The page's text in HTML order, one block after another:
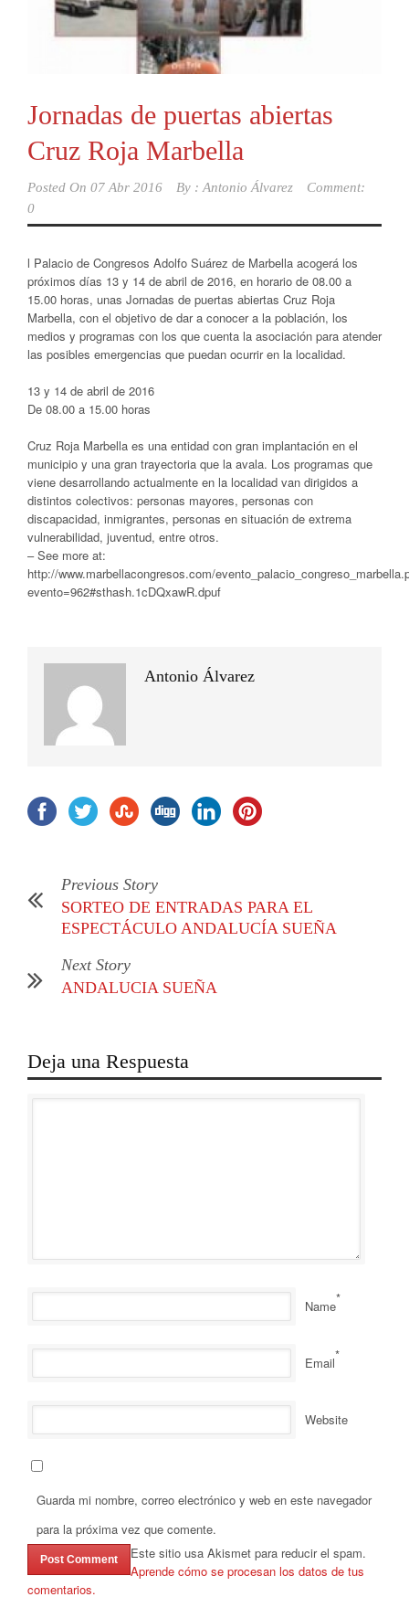
Jornadas de puertas abiertas
Cruz Roja Marbella
Posted On 07 Abr 2016 By : Antonio Álvarez
Comment:
0
l Palacio de Congresos Adolfo Suárez de Marbella acogerá los
próximos días 13 y 14 de abril de 2016, en horario de 08.00 a
15.00 horas, unas Jornadas de puertas abiertas Cruz Roja
Marbella, con el objetivo de dar a conocer a la población, los
medios y programas con los que cuenta la asociación para atender
las posibles emergencias que puedan ocurrir en la localidad.
13 y 14 de abril de 2016
De 08.00 a 15.00 horas
Cruz Roja Marbella es una entidad con gran implantación en el
municipio y una gran trayectoria que la avala. Los programas que
viene desarrollando actualmente en la localidad van dirigidos a
distintos colectivos: personas mayores, personas con
discapacidad, inmigrantes, personas en situación de extrema
vulnerabilidad, juventud, entre otros.
– See more at:
http://www.marbellacongresos.com/
evento=962#sthash.1cDQxawR.dpuf
Antonio Álvarez
Previous Story
SORTEO DE ENTRADAS PARA EL
ESPECTÁCULO ANDALUCÍA SUEÑA
Next Story
ANDALUCIA SUEÑA
Deja una Respuesta
Name*
Email*
Website
Guarda mi nombre, correo electrónico y web en este navegador
para la próxima vez que comente.
Este sitio usa Akismet para reducir el spam.
Aprende cómo se procesan los datos de tus
comentarios.